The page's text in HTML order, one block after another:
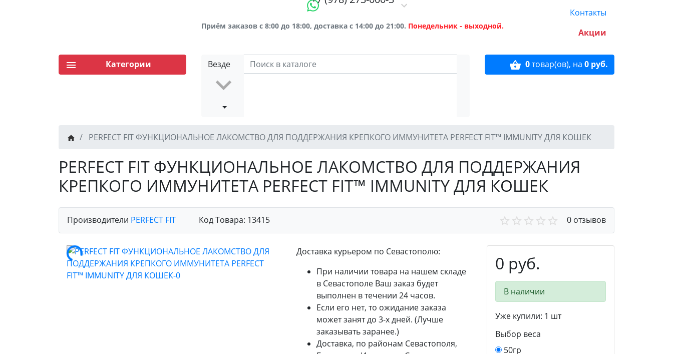
Приём заказов с 8:00 до 18:00, доставка с 14:00 до 21:00. Понедельник - выходной.
Контакты
Акции
Везде 0товар(ов), на 0 руб.
Категории
PERFECT FIT ФУНКЦИОНАЛЬНОЕ ЛАКОМСТВО ДЛЯ ПОДДЕРЖАНИЯ КРЕПКОГО ИММУНИТЕТА PERFECT FIT™ IMMUNITY ДЛЯ КОШЕК
PERFECT FIT ФУНКЦИОНАЛЬНОЕ ЛАКОМСТВО ДЛЯ ПОДДЕРЖАНИЯ
КРЕПКОГО ИММУНИТЕТА PERFECT FIT™ IMMUNITY ДЛЯ КОШЕК
Производители PERFECT FIT Код Товара: 13415 0 отзывов
0 руб.
В наличии
Уже купили: 1 шт
Выбор веса
50гр
Доставка курьером по Севастополю:
При наличии товара на нашем складе
в Севастополе Ваш заказ будет
выполнен в течении 24 часов.
Если его нет, то ожидание заказа
может занят до 3-х дней. (Лучше
заказывать заранее.)
Доставка, по районам Севастополя,